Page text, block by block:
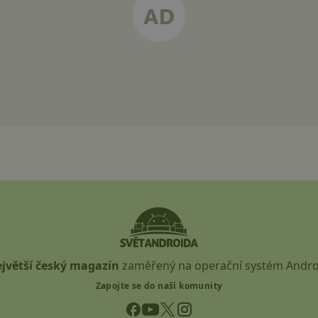
český magazín zaměřený na operační systém
Zapojte se do naší komunity